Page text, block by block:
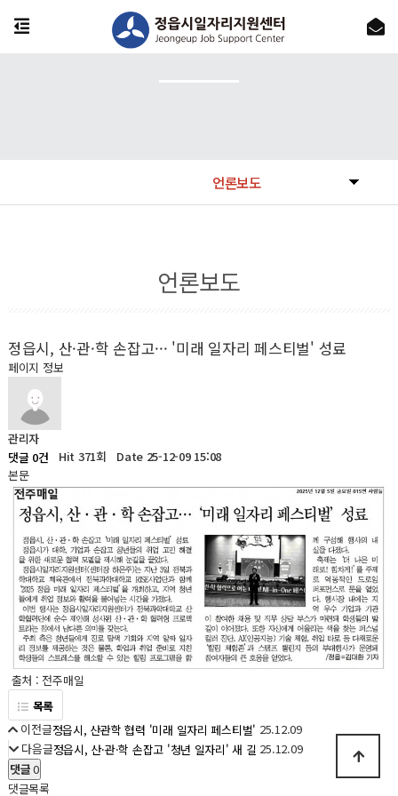
언론보도
언론보도
정읍시, 산·관·학 손잡고··· '미래 일자리 페스티벌' 성료
페이지 정보
관리자
댓글 0건
Hit 371회
Date 25-12-09 15:08
본문
출처 : 전주매일
목록
이전글정읍시, 산관학 협력 '미래 일자리 페스티벌' 25.12.09
다음글정읍시, 산·관·학 손잡고 '청년 일자리' 새 길 25.12.09
댓글0
댓글목록